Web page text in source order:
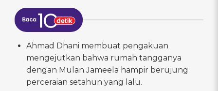
Ahmad Dhani membuat pengakuan
mengejutkan bahwa rumah tangganya
dengan Mulan Jameela hampir berujung
perceraian setahun yang lalu.